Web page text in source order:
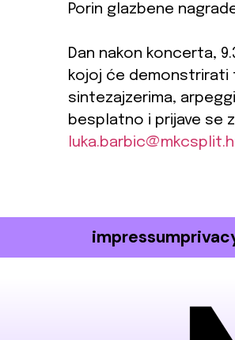
Porin glazbene
Dan nakon koncerta,
kojoj će demonstrirati
sintezajzerima,
besplatno i prijave se
impressum